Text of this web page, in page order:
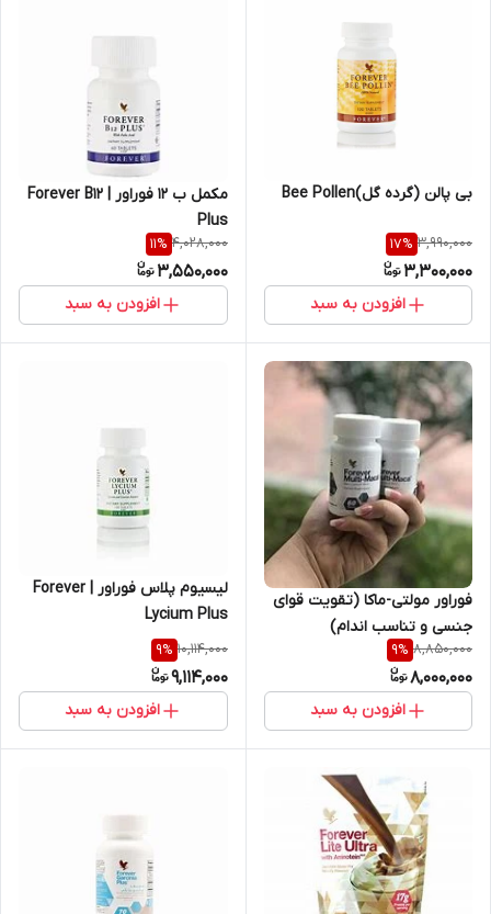
بی پالن (گرده گل)Bee Pollen
3,990,000
17%
3,300,000
افزودن به سبد
مکمل ب 12 فوراور | Forever B12
Plus
4,028,000
11%
3,550,000
افزودن به سبد
فوراور مولتی-ماکا (تقویت قوای
جنسی و تناسب اندام)
8,850,000
9%
8,000,000
افزودن به سبد
لیسیوم پلاس فوراور | Forever
Lycium Plus
10,114,000
9%
9,114,000
افزودن به سبد